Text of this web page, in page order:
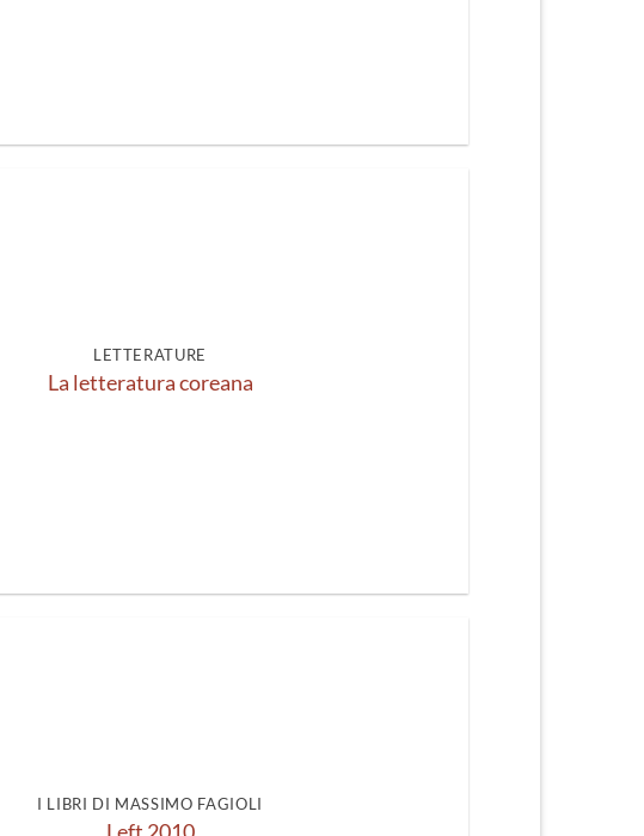
LETTERATURE
La letteratura coreana
I LIBRI DI MASSIMO FAGIOLI